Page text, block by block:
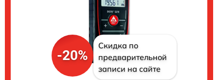
-20%
Скидка по
предварительной
записи на сайте